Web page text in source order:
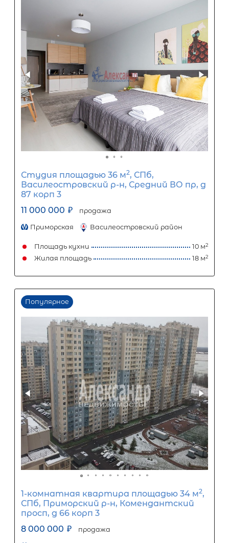
Первый взнос
60%
0 10 20 30 40 50 60 70 80
Срок кредита
15 лет
10 15 20 25
ставка
12%
Размер кредита
4 000 000
Первый взнос
6 000 000 ₽
48 103
10 000 000
Задать вопрос Отправить заявку
ООО «АЛЕКСАНДР-НЕДВИЖИМОСТЬ» не является кредитной
организацией. Кредит предоставляется банками-
носит информационный характер и не является
точного расчета платежей по кредиту и предоставления
об условиях кредитования обратитесь к менеджерам нашей